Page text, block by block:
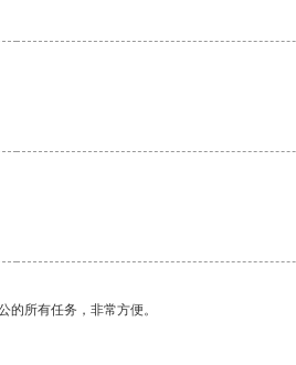
所有任务，非常方便。